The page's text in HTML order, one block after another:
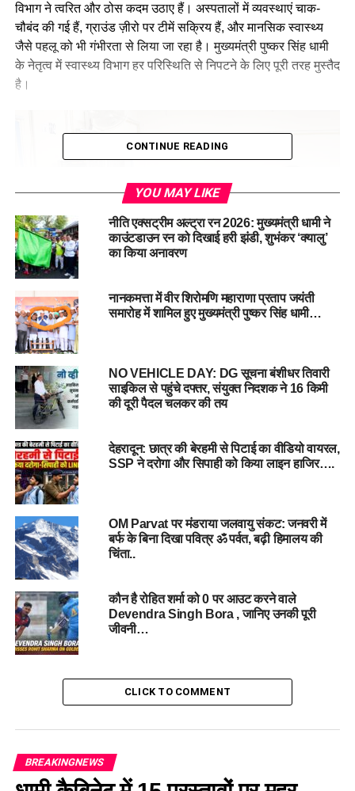
विभाग ने त्वरित और ठोस कदम उठाए हैं। अस्पतालों में व्यवस्थाएं चाक-
चौबंद की गई हैं, ग्राउंड ज़ीरो पर टीमें सक्रिय हैं, और मानसिक स्वास्थ्य
जैसे पहलू को भी गंभीरता से लिया जा रहा है। मुख्यमंत्री पुष्कर सिंह धामी
के नेतृत्व में स्वास्थ्य विभाग हर परिस्थिति से निपटने के लिए पूरी तरह मुस्तैद
है।
स्वास्थ्य सचिव ने किया अस्पतालों का निरीक्षण
वहीं स्वास्थ्य सचिव डॉ आर राजेश कुमार ने देहरादून में दून अस्पताल व
कोरोनेशन जिला अस्पताल पहुंचकर व्यवस्थाओं का जायजा लिया। स्वास्थ्य
सचिव ने निरीक्षण के दौरान अस्पतालों में आपातकालीन सेवाओं, आईसीयू,
जनरल वार्ड, स्टाफ की उपस्थिति और उपकरणों की उपलब्धता की गहन
समीक्षा की। उन्होंने अस्पताल प्रशासन को स्पष्ट निर्देश दिए कि किसी भी
स्थिति में मरीजों को चिकित्सा सुविधा में कोई कमी न हो। उन्होंने कहा कि
मुख्यमंत्री के स्पष्ट निर्देश हैं कि एक भी घायल या जरूरतमंद व्यक्ति इलाज
से वंचित नहीं रहना चाहिए।
आईसीयू, जनरल वार्ड और स्टाफ व्यवस्थाओं की परखी स्थिति
और अन्य अहम इकाइयों की स्थिति परखी। उन्होंने डॉक्टरों, नर्सिंग स्टाफ
और पैरामेडिकल कर्मियों की पर्याप्त तैनाती सुनिश्चित करने को कहा।
CONTINUE READING
YOU MAY LIKE
नीति एक्सट्रीम अल्ट्रा रन 2026: मुख्यमंत्री धामी ने
काउंटडाउन रन को दिखाई हरी झंडी, शुभंकर ‘क्यालु’
का किया अनावरण
नानकमत्ता में वीर शिरोमणि महाराणा प्रताप जयंती
समारोह में शामिल हुए मुख्यमंत्री पुष्कर सिंह धामी…
NO VEHICLE DAY: DG सूचना बंशीधर तिवारी
साइकिल से पहुंचे दफ्तर, संयुक्त निदशक ने 16 किमी
की दूरी पैदल चलकर की तय
देहरादून: छात्र की बेरहमी से पिटाई का वीडियो वायरल,
SSP ने दरोगा और सिपाही को किया लाइन हाजिर….
OM Parvat पर मंडराया जलवायु संकट: जनवरी में
बर्फ के बिना दिखा पवित्र ॐ पर्वत, बढ़ी हिमालय की
चिंता..
कौन है रोहित शर्मा को 0 पर आउट करने वाले
Devendra Singh Bora , जानिए उनकी पूरी
जीवनी…
CLICK TO COMMENT
BREAKINGNEWS